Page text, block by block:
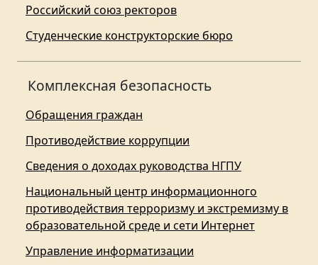
Российский союз ректоров
Студенческие конструкторские бюро
Комплексная безопасность
Обращения граждан
Противодействие коррупции
Сведения о доходах руководства НГПУ
Национальный центр информационного
противодействия терроризму и экстремизму в
образовательной среде и сети Интернет
Управление информатизации